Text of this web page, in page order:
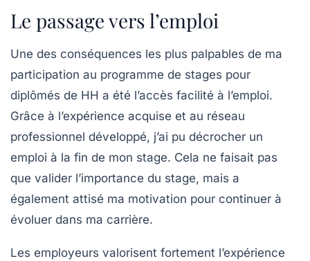
Le passage vers l’emploi
Une des conséquences les plus palpables de ma
participation au programme de stages pour
diplômés de HH a été l’accès facilité à l’emploi.
Grâce à l’expérience acquise et au réseau
professionnel développé, j’ai pu décrocher un
emploi à la fin de mon stage. Cela ne faisait pas
que valider l’importance du stage, mais a
également attisé ma motivation pour continuer à
évoluer dans ma carrière.
Les employeurs valorisent fortement l’expérience